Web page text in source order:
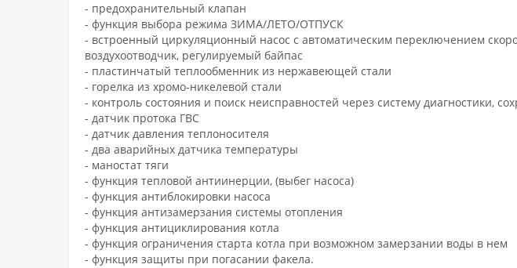
- предохранительный клапан
- функция выбора режима ЗИМА/ЛЕТО/ОТПУСК
- встроенный циркуляционный насос с автоматическим переключением
воздухоотводчик, регулируемый байпас
- пластинчатый теплообменник из нержавеющей стали
- горелка из хромо-никелевой стали
- контроль состояния и поиск неисправностей через систему диагностики,
- датчик протока ГВС
- датчик давления теплоносителя
- два аварийных датчика температуры
- маностат тяги
- функция тепловой антиинерции, (выбег насоса)
- функция антиблокировки насоса
- функция антизамерзания системы отопления
- функция антициклирования котла
- функция ограничения старта котла при возможном замерзании воды в нем
- функция защиты при погасании факела.